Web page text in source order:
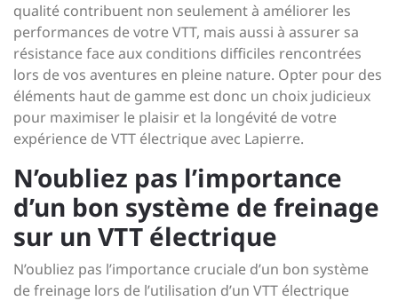
qualité contribuent non seulement à améliorer les
performances de votre VTT, mais aussi à assurer sa
résistance face aux conditions difficiles rencontrées
lors de vos aventures en pleine nature. Opter pour des
éléments haut de gamme est donc un choix judicieux
pour maximiser le plaisir et la longévité de votre
expérience de VTT électrique avec Lapierre.
N’oubliez pas l’importance
d’un bon système de freinage
sur un VTT électrique
N’oubliez pas l’importance cruciale d’un bon système
de freinage lors de l’utilisation d’un VTT électrique